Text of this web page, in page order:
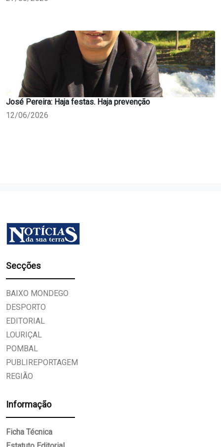
José Pereira: Haja festas. Haja prevenção
12/06/2026
Secções
BAIXO MONDEGO
DESPORTO
EDITORIAL
LOURIÇAL
POMBAL
PUBLIREPORTAGEM
REGIÃO
Informação
Ficha Técnica